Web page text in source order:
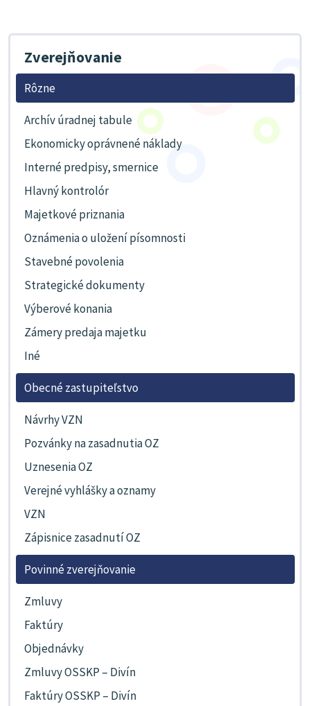
Zverejňovanie
Rôzne
Archív úradnej tabule
Ekonomicky oprávnené náklady
Interné predpisy, smernice
Hlavný kontrolór
Majetkové priznania
Oznámenia o uložení písomnosti
Stavebné povolenia
Strategické dokumenty
Výberové konania
Zámery predaja majetku
Iné
Obecné zastupiteľstvo
Návrhy VZN
Pozvánky na zasadnutia OZ
Uznesenia OZ
Verejné vyhlášky a oznamy
VZN
Zápisnice zasadnutí OZ
Povinné zverejňovanie
Zmluvy
Faktúry
Objednávky
Zmluvy OSSKP – Divín
Faktúry OSSKP – Divín